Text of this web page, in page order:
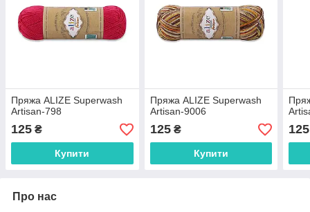
Пряжа ALIZE Superwash
Artisan-798
125 ₴
Купити
Пряжа ALIZE Superwash
Artisan-9006
125₴
Купити
125
Про нас